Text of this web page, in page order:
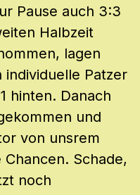
Pause auch 3:3
Halbzeit
lagen
Patzer
hinten. Danach
und
von unsrem
Schade,
noch